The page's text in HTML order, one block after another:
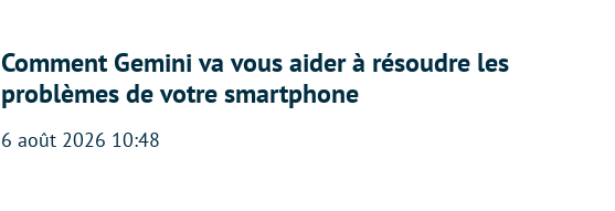
Comment Gemini va vous aider à résoudre les
problèmes de votre smartphone
6 août 2026 10:48